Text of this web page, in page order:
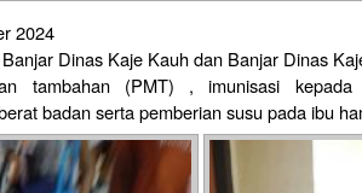
2024
Dinas Kaje Kauh dan Banjar Dinas
tambahan (PMT) , imunisasi
badan serta pemberian susu pada ibu